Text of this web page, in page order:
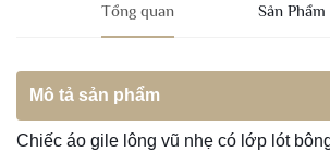
Tổng quan Sản
Mô tả sản phẩm
Chiếc áo gile lông vũ nhẹ có lớp lót